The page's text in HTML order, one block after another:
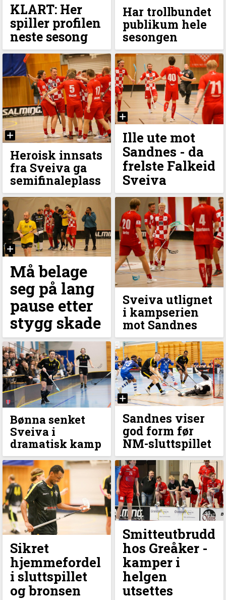
KLART: Her
spiller profilen
neste sesong
Har trollbundet
publikum hele
sesongen
Heroisk innsats
fra Sveiva ga
semifinaleplass
Ille ute mot
Sandnes - da
frelste Falkeid
Sveiva
Må belage
seg på lang
pause etter
stygg skade
Sveiva utlignet
i kampserien
mot Sandnes
Bønna senket
Sveiva i
dramatisk kamp
Sandnes viser
god form før
NM-sluttspillet
Sikret
hjemmefordel
i sluttspillet
og bronsen
Smitteutbrudd
hos Greåker -
kamper i
helgen
utsettes